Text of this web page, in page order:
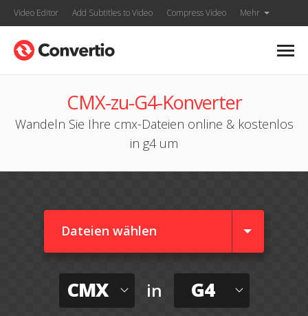
Video Editor Add Subtitles to Video Compress Video Mehr
CMX-zu-G4-Konverter
Wandeln Sie Ihre cmx-Dateien online & kostenlos
in g4 um
Dateien wählen
CMX in G4